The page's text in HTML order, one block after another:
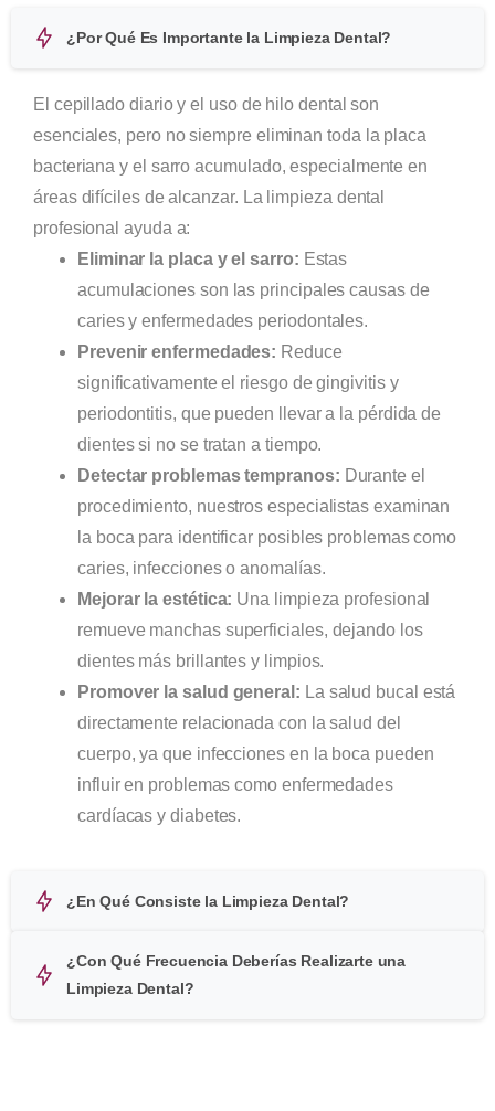
¿Por Qué Es Importante la Limpieza Dental?
El cepillado diario y el uso de hilo dental son
esenciales, pero no siempre eliminan toda la placa
bacteriana y el sarro acumulado, especialmente en
áreas difíciles de alcanzar. La limpieza dental
profesional ayuda a:
Eliminar la placa y el sarro: Estas
acumulaciones son las principales causas de
caries y enfermedades periodontales.
Prevenir enfermedades: Reduce
significativamente el riesgo de gingivitis y
periodontitis, que pueden llevar a la pérdida de
dientes si no se tratan a tiempo.
Detectar problemas tempranos: Durante el
procedimiento, nuestros especialistas examinan
la boca para identificar posibles problemas como
caries, infecciones o anomalías.
Mejorar la estética: Una limpieza profesional
remueve manchas superficiales, dejando los
dientes más brillantes y limpios.
Promover la salud general: La salud bucal está
directamente relacionada con la salud del
cuerpo, ya que infecciones en la boca pueden
influir en problemas como enfermedades
cardíacas y diabetes.
¿En Qué Consiste la Limpieza Dental?
¿Con Qué Frecuencia Deberías Realizarte una
Limpieza Dental?